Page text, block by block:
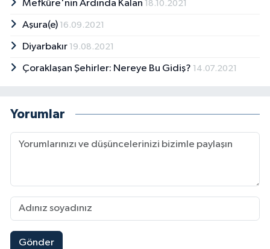
Mefkûre'nin Ardında Kalan 18.10.2021
Aşura(e) 16.09.2021
Diyarbakır 19.08.2021
Çoraklaşan Şehirler: Nereye Bu Gidiş? 14.07.2021
Yorumlar
Gönder